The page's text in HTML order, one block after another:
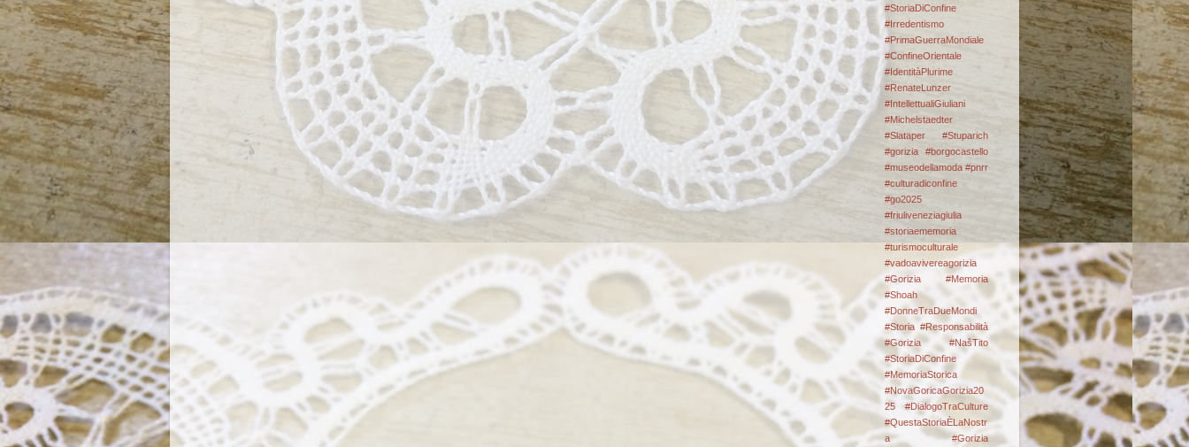
#StoriaDiConfine
#Irredentismo
#PrimaGuerraMondiale
#ConfineOrientale
#IdentitàPlurime
#RenateLunzer
#IntellettualiGiuliani
#Michelstaedter
#Slataper #Stuparich
#gorizia #borgocastello
#museodellamoda #pnrr
#culturadiconfine
#go2025
#friuliveneziagiulia
#storiaememoria
#turismoculturale
#vadoavivereagorizia
#Gorizia #Memoria
#Shoah
#DonneTraDueMondi
#Storia #Responsabilità
#Gorizia #NašTito
#StoriaDiConfine
#MemoriaStorica
#NovaGoricaGorizia20
25 #DialogoTraCulture
#QuestaStoriaÈLaNostr
a
#Gorizia